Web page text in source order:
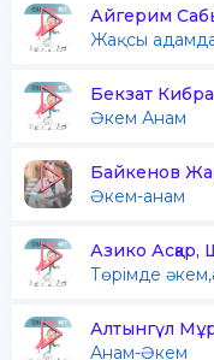
Айгерим
Жақсы
Бекзат
Әкем Анам
Байкенов
Әкем-анам
Азико Асқар,
Төрімде
Алтынгүл
Анам-Әкем